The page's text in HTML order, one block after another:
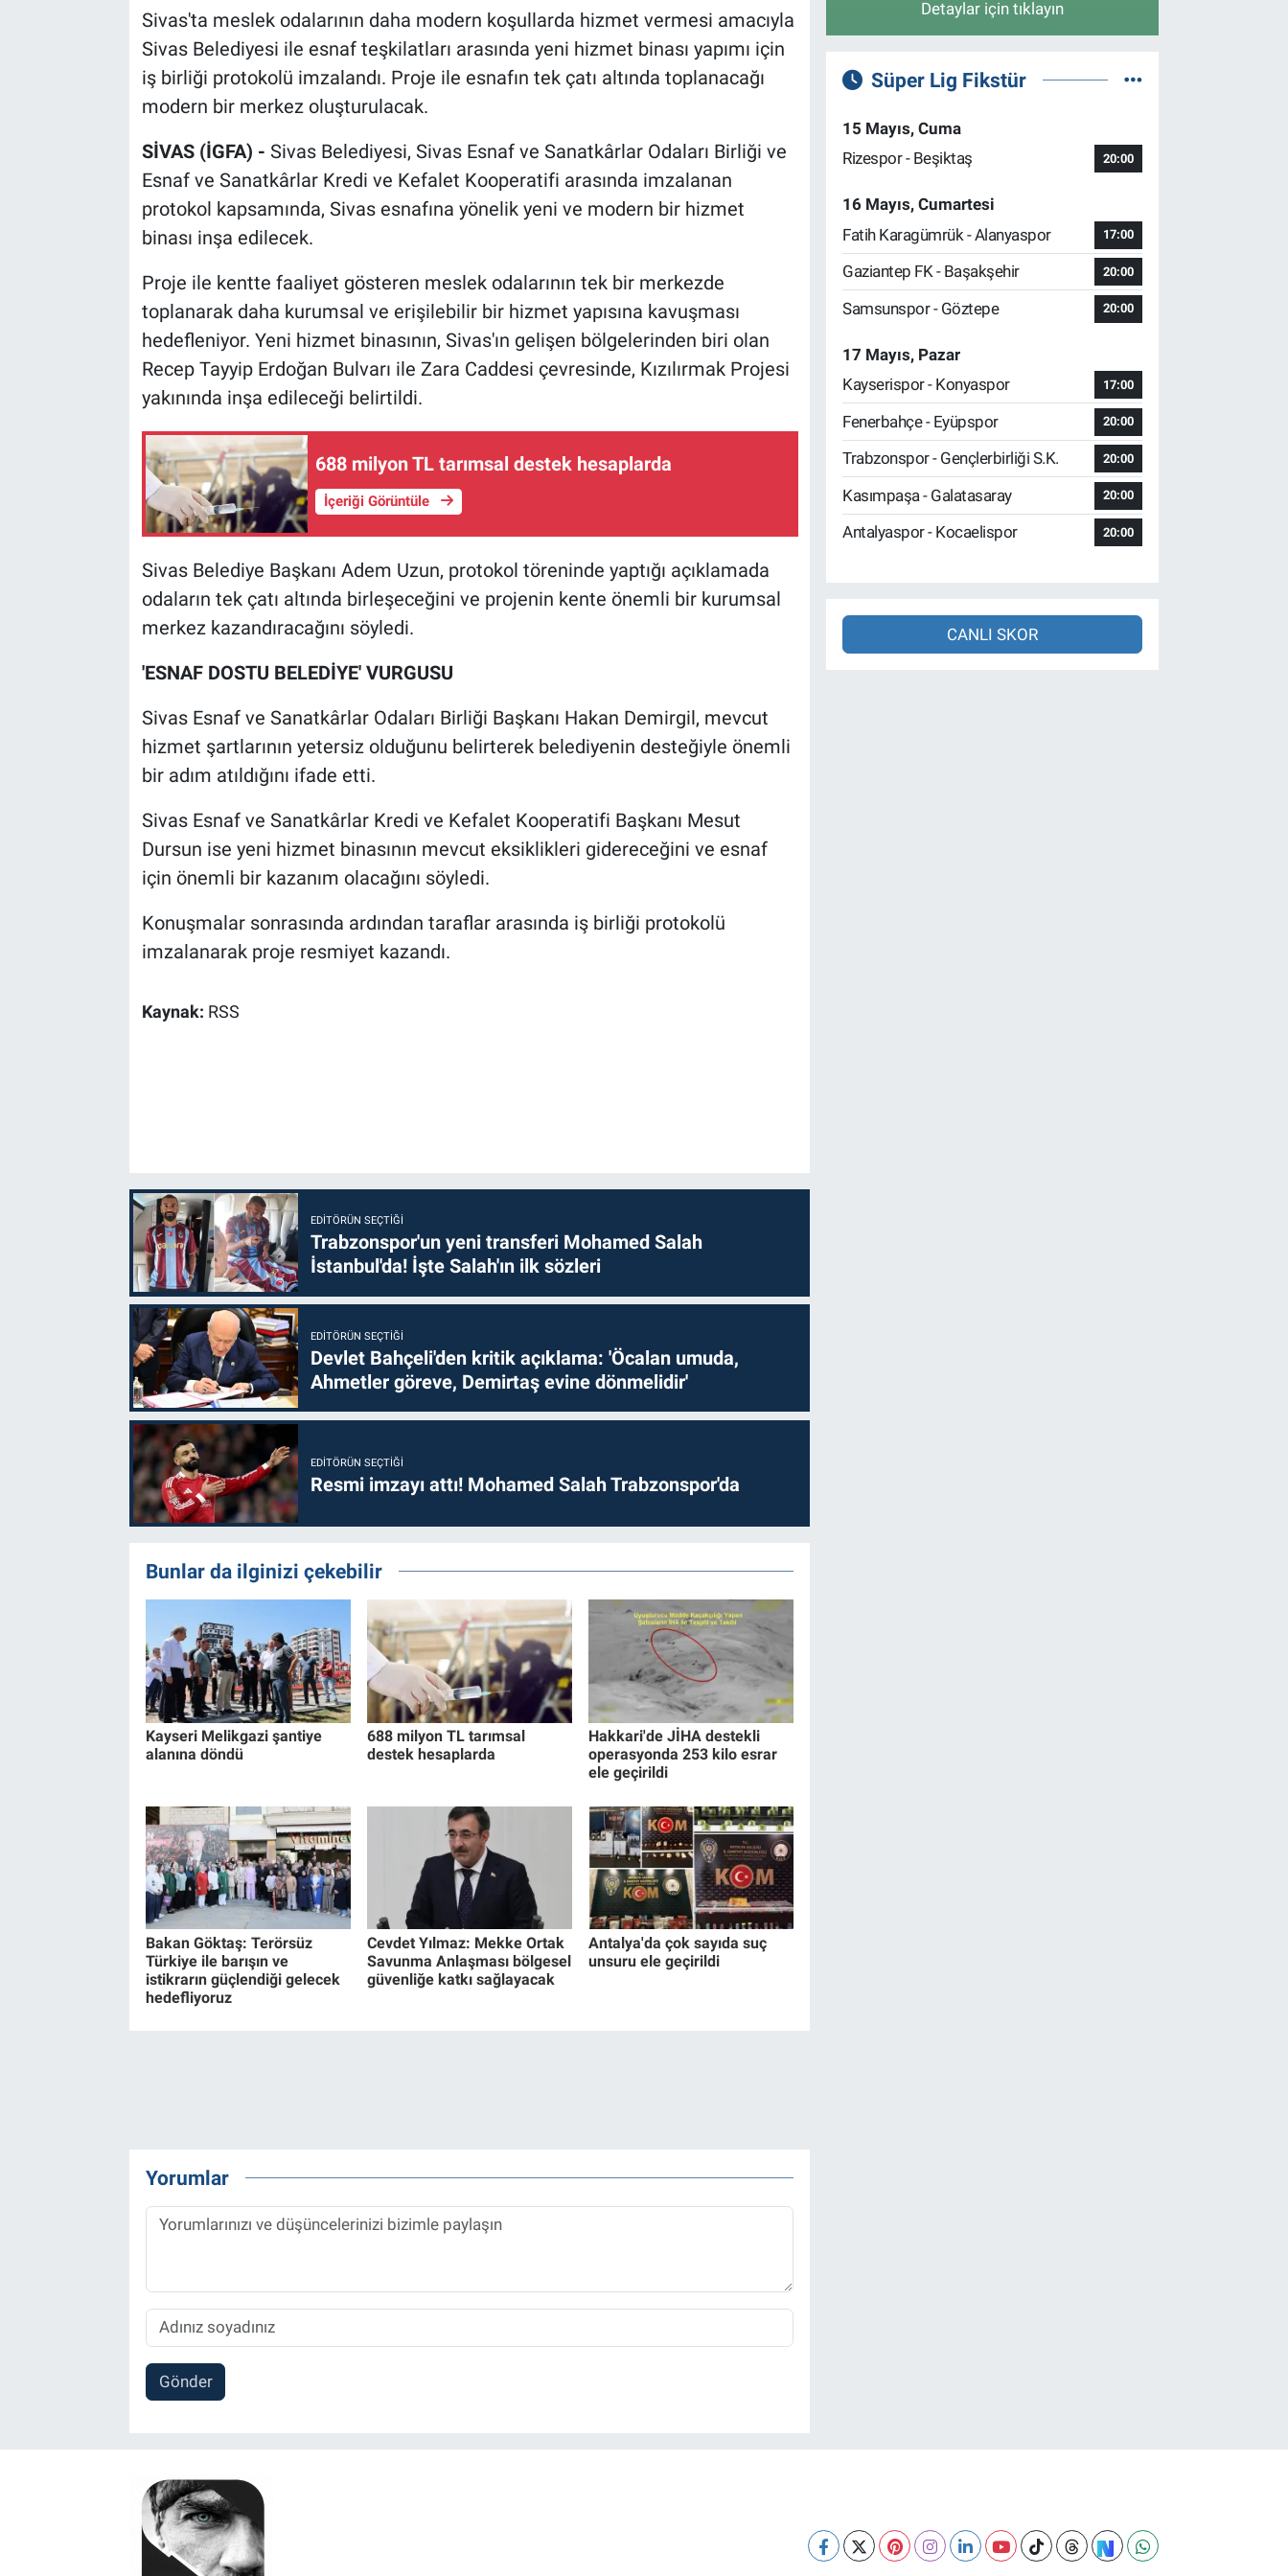
Sivas'ta meslek odalarının daha modern koşullarda hizmet vermesi amacıyla
Sivas Belediyesi ile esnaf teşkilatları arasında yeni hizmet binası yapımı için
iş birliği protokolü imzalandı. Proje ile esnafın tek çatı altında toplanacağı
modern bir merkez oluşturulacak.
SİVAS (İGFA) - Sivas Belediyesi, Sivas Esnaf ve Sanatkârlar Odaları Birliği ve
Esnaf ve Sanatkârlar Kredi ve Kefalet Kooperatifi arasında imzalanan
protokol kapsamında, Sivas esnafına yönelik yeni ve modern bir hizmet
binası inşa edilecek.
Proje ile kentte faaliyet gösteren meslek odalarının tek bir merkezde
toplanarak daha kurumsal ve erişilebilir bir hizmet yapısına kavuşması
hedefleniyor. Yeni hizmet binasının, Sivas'ın gelişen bölgelerinden biri olan
Recep Tayyip Erdoğan Bulvarı ile Zara Caddesi çevresinde, Kızılırmak Projesi
yakınında inşa edileceği belirtildi.
688 milyon TL tarımsal destek hesaplarda
İçeriği Görüntüle
Sivas Belediye Başkanı Adem Uzun, protokol töreninde yaptığı açıklamada
odaların tek çatı altında birleşeceğini ve projenin kente önemli bir kurumsal
merkez kazandıracağını söyledi.
'ESNAF DOSTU BELEDİYE' VURGUSU
Sivas Esnaf ve Sanatkârlar Odaları Birliği Başkanı Hakan Demirgil, mevcut
hizmet şartlarının yetersiz olduğunu belirterek belediyenin desteğiyle önemli
bir adım atıldığını ifade etti.
Sivas Esnaf ve Sanatkârlar Kredi ve Kefalet Kooperatifi Başkanı Mesut
Dursun ise yeni hizmet binasının mevcut eksiklikleri gidereceğini ve esnaf
için önemli bir kazanım olacağını söyledi.
Konuşmalar sonrasında ardından taraflar arasında iş birliği protokolü
imzalanarak proje resmiyet kazandı.
Kaynak: RSS
EDITÖRÜN SEÇTIĞI
Trabzonspor'un yeni transferi Mohamed Salah
İstanbul'da! İşte Salah'ın ilk sözleri
EDITÖRÜN SEÇTIĞI
Devlet Bahçeli'den kritik açıklama: 'Öcalan umuda,
Ahmetler göreve, Demirtaş evine dönmelidir'
EDITÖRÜN SEÇTIĞI
Resmi imzayı attı! Mohamed Salah Trabzonspor'da
Bunlar da ilginizi çekebilir
Kayseri Melikgazi şantiye
alanına döndü
688 milyon TL tarımsal
destek hesaplarda
Hakkari'de JİHA destekli
operasyonda 253 kilo esrar
ele geçirildi
Bakan Göktaş: Terörsüz
Türkiye ile barışın ve
istikrarın güçlendiği gelecek
hedefliyoruz
Cevdet Yılmaz: Mekke Ortak
Savunma Anlaşması bölgesel
güvenliğe katkı sağlayacak
Antalya'da çok sayıda suç
unsuru ele geçirildi
Yorumlar
Gönder
Detaylar için tıklayın
Süper Lig Fikstür
15 Mayıs, Cuma
Rizespor - Beşiktaş
20:00
16 Mayıs, Cumartesi
Fatih Karagümrük - Alanyaspor
17:00
Gaziantep FK - Başakşehir 20:00
Samsunspor - Göztepe 20:00
17 Mayıs, Pazar
Kayserispor - Konyaspor
17:00
Fenerbahçe - Eyüpspor 20:00
Trabzonspor - Gençlerbirliği S.K. 20:00
Kasımpaşa - Galatasaray 20:00
Antalyaspor - Kocaelispor 20:00
CANLI SKOR